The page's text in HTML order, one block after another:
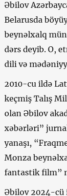
Əbilov
Belarusda
beynəlxalq
dərs deyib. O,
dili və
2010-cu ildə
keçmiş Talış
olan Əbilov
xəbərləri”
yanaşı,
Monza
fantastik film”
Əbilov 2024-cü